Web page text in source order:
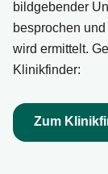
bildgebender
besprochen
wird ermittelt.
Klinikfinder:
Zum